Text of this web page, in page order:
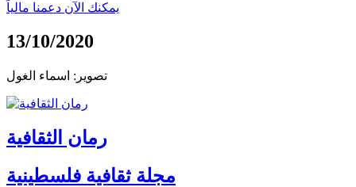
يمكنك الآن دعمنا مالياً
13/10/2020
تصوير: اسماء الغول
رمان الثقافية
مجلة ثقافية فلسطينية